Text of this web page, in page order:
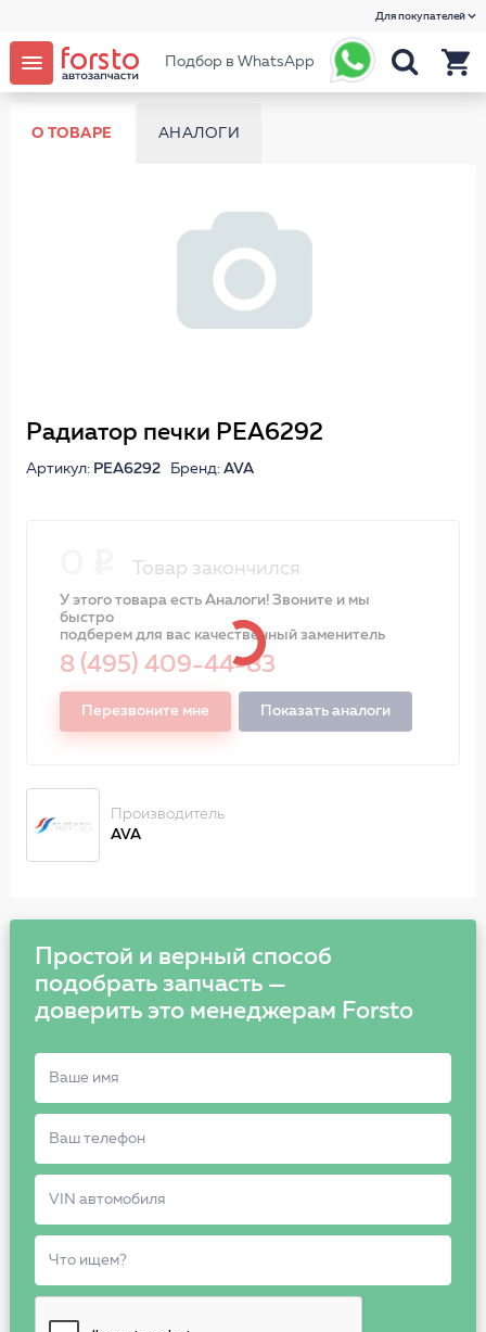
Для покупателей
Подбор в WhatsApp
О ТОВАРЕ АНАЛОГИ
Радиатор печки PEA6292
Артикул: PEA6292Бренд: AVA
Товар закончился
У этого товара есть Аналоги! Звоните и мы
быстро
подберем для вас качественный заменитель
8 (495) 409-44-83
Перезвоните мне Показать аналоги
Производитель
AVA
Простой и верный способ
подобрать запчасть —
доверить это менеджерам Forsto